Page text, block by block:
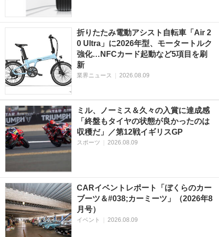
折りたたみ電動アシスト自転車「Air 2
0 Ultra」に2026年型、モータートルク
強化…NFCカード起動など5項目を刷
新
業界ニュース | 2026.08.09
ミル、ノーミス＆久々の入賞に達成感
「終盤もタイヤの状態が良かったのは
収穫だ」／第12戦イギリスGP
スポーツ | 2026.08.09
CARイベントレポート「ぼくらのカー
ブーツ＆#038;カーミーツ」（2026年8
月号）
イベント | 2026.08.09